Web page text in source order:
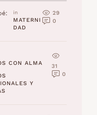
in
MATERNI
DAD
29
0
CON ALMA
Y
31
0